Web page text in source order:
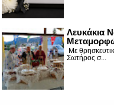
Λευκάκια
Με
Σωτήρος σ...